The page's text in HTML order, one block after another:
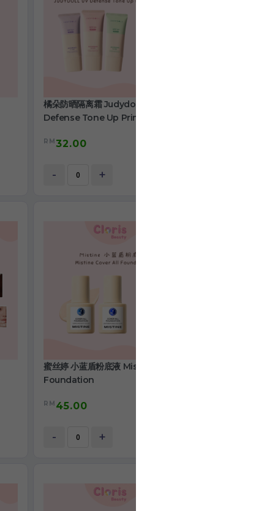
橘朵防晒隔离霜 Judydoll Uv
Defense Tone Up Primer Cream
RM 32.00
- +
蜜丝婷 小蓝盾粉底液 Mistine
Foundation
RM 45.00
- +